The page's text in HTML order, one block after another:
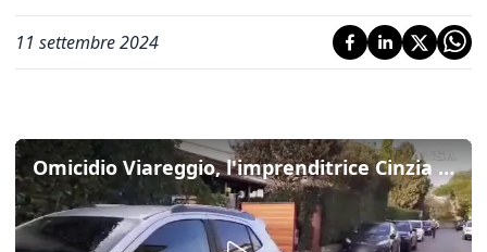
11 settembre 2024
Omicidio Viareggio, l'imprenditrice Cinzia Dal Pino ai domiciliari